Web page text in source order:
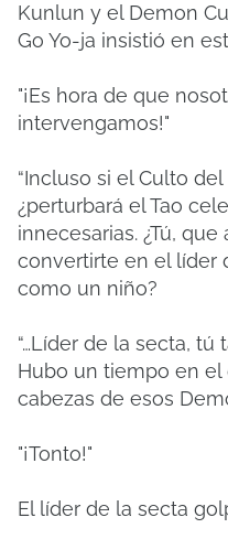
Kunlun y el Demon
Go Yo-ja insistió en
"¡Es hora de que
intervengamos!"
“Incluso si el Culto
¿perturbará el Tao
innecesarias. ¿Tú,
convertirte en el líder
como un niño?
“…Líder de la secta,
Hubo un tiempo en el
cabezas de esos
"¡Tonto!"
El líder de la secta